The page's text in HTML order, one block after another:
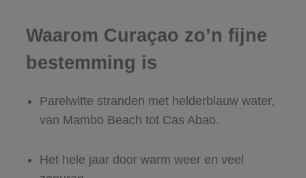
Waarom Curaçao zo’n fijne
bestemming is
Parelwitte stranden met helderblauw water,
van Mambo Beach tot Cas Abao.
Het hele jaar door warm weer en veel